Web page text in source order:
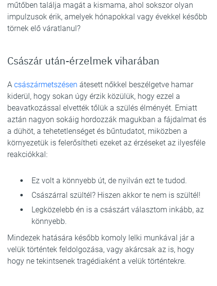
műtőben találja magát a kismama, ahol sokszor olyan
impulzusok érik, amelyek hónapokkal vagy évekkel később
törnek elő váratlanul?
Császár után-érzelmek viharában
A császármetszésen átesett nőkkel beszélgetve hamar
kiderül, hogy sokan úgy érzik közülük, hogy ezzel a
beavatkozással elvették tőlük a szülés élményét. Emiatt
aztán nagyon sokáig hordozzák magukban a fájdalmat és
a dühöt, a tehetetlenséget és bűntudatot, miközben a
környezetük is felerősítheti ezeket az érzéseket az ilyesféle
reakciókkal:
Ez volt a könnyebb út, de nyilván ezt te tudod.
Császárral szültél? Hiszen akkor te nem is szültél!
Legközelebb én is a császárt választom inkább, az
könnyebb.
Mindezek hatására később komoly lelki munkával jár a
velük történtek feldolgozása, vagy akárcsak az is, hogy
hogy ne tekintsenek tragédiaként a velük történtekre.